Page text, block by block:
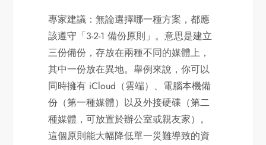
專家建議：無論選擇哪一種方案，都應
該遵守「3-2-1 備份原則」。意思是建立
三份備份，存放在兩種不同的媒體上，
其中一份放在異地。舉例來說，你可以
同時擁有 iCloud（雲端）、電腦本機備
份（第一種媒體）以及外接硬碟（第二
種媒體，可放置於辦公室或親友家）。
這個原則能大幅降低單一災難導致的資